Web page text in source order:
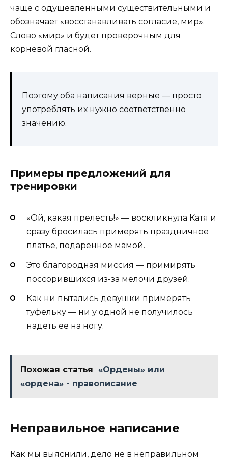
чаще с одушевленными существительными и
обозначает «восстанавливать согласие, мир».
Слово «мир» и будет проверочным для
корневой гласной.
Поэтому оба написания верные — просто
употреблять их нужно соответственно
значению.
Примеры предложений для
тренировки
«Ой, какая прелесть!» — воскликнула Катя и
сразу бросилась примерять праздничное
платье, подаренное мамой.
Это благородная миссия — примирять
поссорившихся из-за мелочи друзей.
Как ни пытались девушки примерять
туфельку — ни у одной не получилось
надеть ее на ногу.
Похожая статья
«Ордены» или
«ордена» - правописание
Неправильное написание
Как мы выяснили, дело не в неправильном